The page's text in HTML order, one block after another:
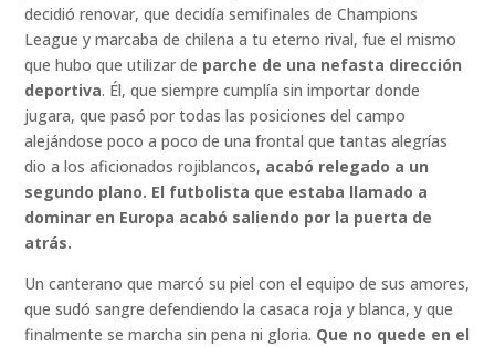
decidió renovar, que decidía semifinales de Champions
League y marcaba de chilena a tu eterno rival, fue el mismo
que hubo que utilizar de parche de una nefasta dirección
deportiva. Él, que siempre cumplía sin importar donde
jugara, que pasó por todas las posiciones del campo
alejándose poco a poco de una frontal que tantas alegrías
dio a los aficionados rojiblancos, acabó relegado a un
segundo plano. El futbolista que estaba llamado a
dominar en Europa acabó saliendo por la puerta de
atrás.
Un canterano que marcó su piel con el equipo de sus amores,
que sudó sangre defendiendo la casaca roja y blanca, y que
finalmente se marcha sin pena ni gloria. Que no quede en el